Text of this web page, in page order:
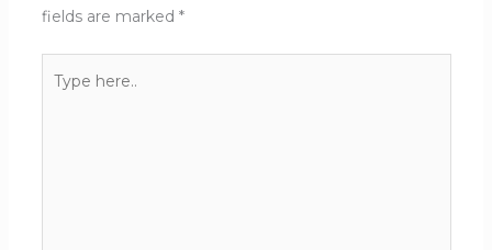
fields are marked *
here..